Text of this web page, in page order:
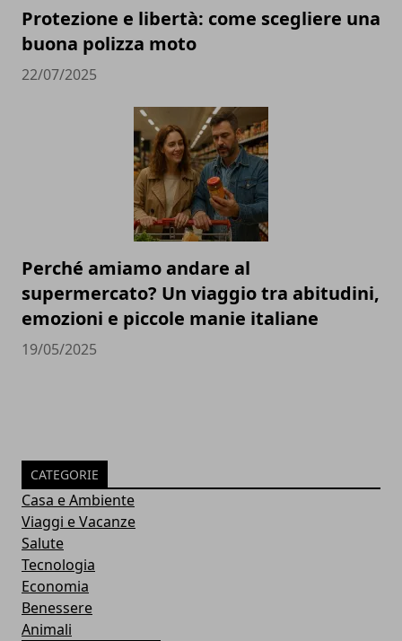
Protezione e libertà: come scegliere una
buona polizza moto
22/07/2025
Perché amiamo andare al
supermercato? Un viaggio tra abitudini,
emozioni e piccole manie italiane
19/05/2025
CATEGORIE
Casa e Ambiente
Viaggi e Vacanze
Salute
Tecnologia
Economia
Benessere
Animali